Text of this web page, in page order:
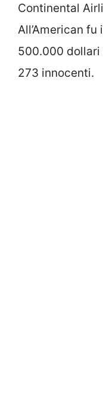
Continental
All’American
500.000 dollari
273 innocenti.